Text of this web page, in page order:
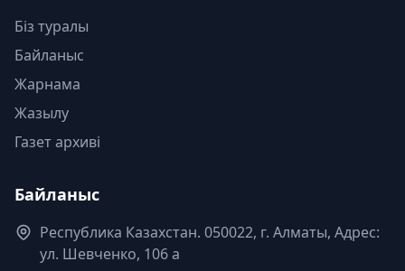
Біз туралы
Байланыс
Жарнама
Жазылу
Газет архиві
Байланыс
Республика Казахстан. 050022, г. Алматы, Адрес:
ул. Шевченко, 106 а